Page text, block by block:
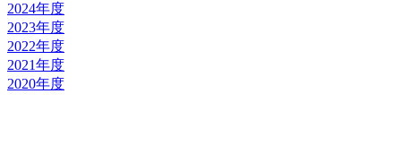
2024年度
2023年度
2022年度
2021年度
2020年度